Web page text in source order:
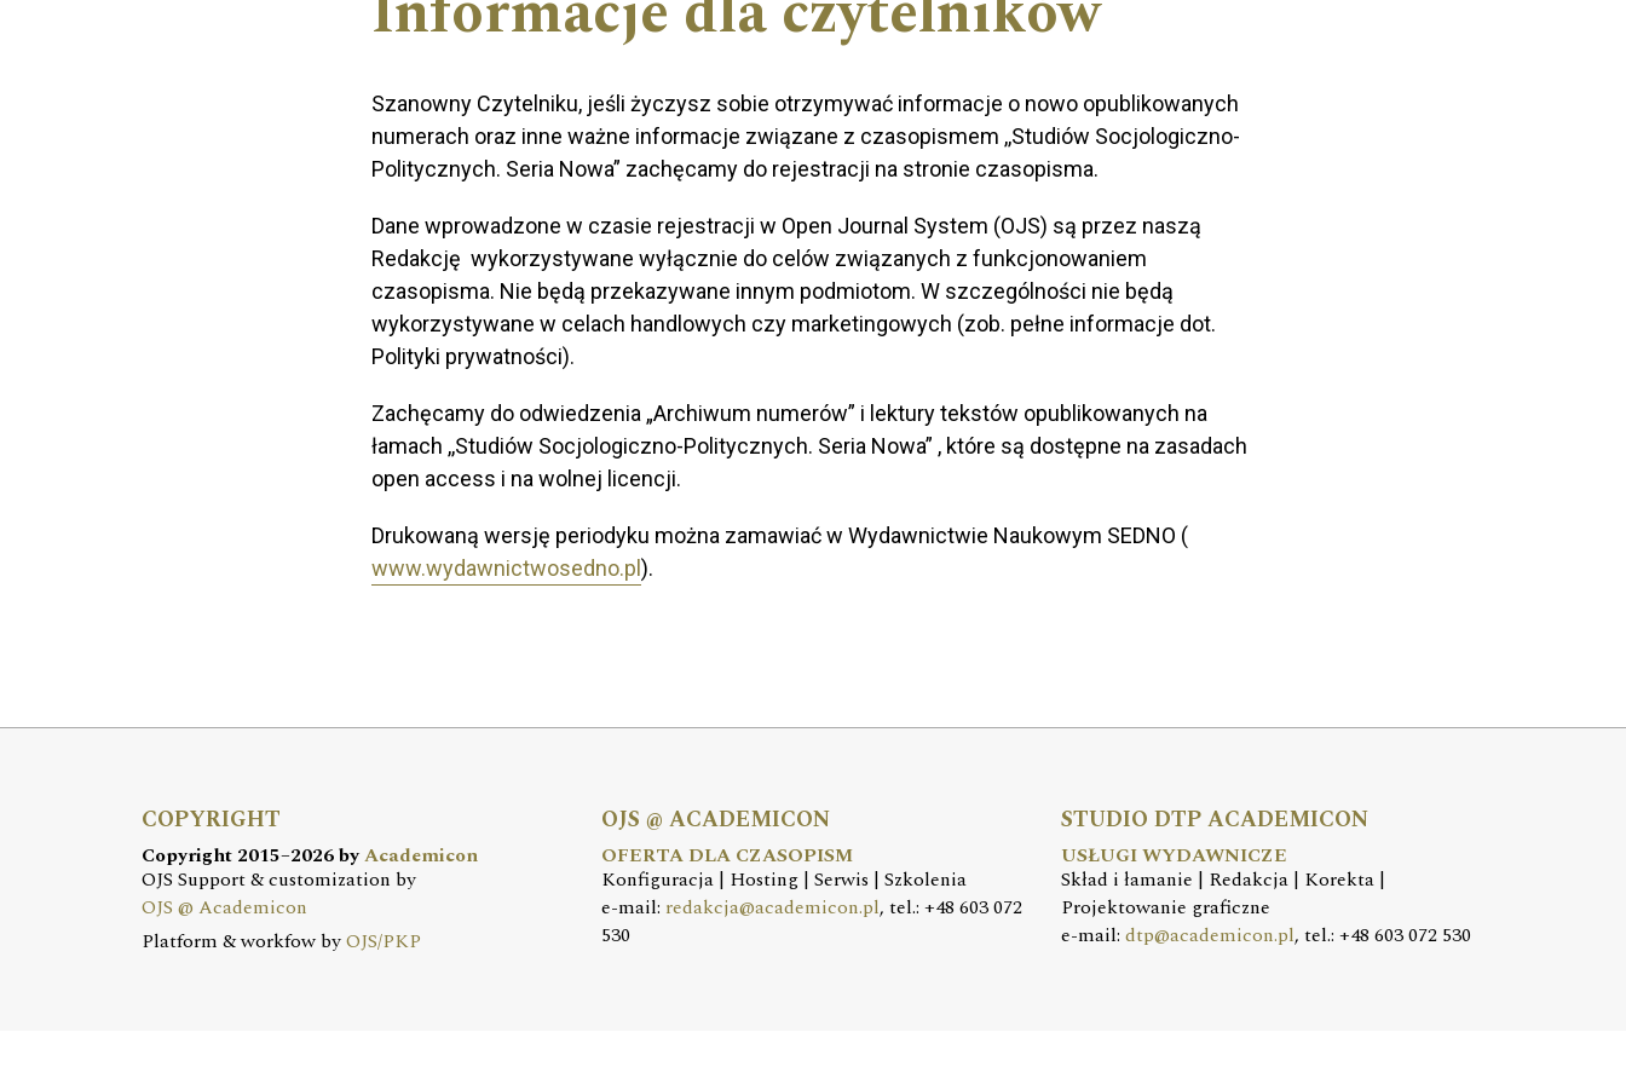
Szanowny Czytelniku, jeśli życzysz sobie otrzymywać informacje o nowo opublikowanych
numerach oraz inne ważne informacje związane z czasopismem ,,Studiów Socjologiczno-
Politycznych. Seria Nowa” zachęcamy do rejestracji na stronie czasopisma.
Dane wprowadzone w czasie rejestracji w Open Journal System (OJS) są przez naszą
Redakcję wykorzystywane wyłącznie do celów związanych z funkcjonowaniem
czasopisma. Nie będą przekazywane innym podmiotom. W szczególności nie będą
wykorzystywane w celach handlowych czy marketingowych (zob. pełne informacje dot.
Polityki prywatności).
Zachęcamy do odwiedzenia „Archiwum numerów” i lektury tekstów opublikowanych na
łamach ,,Studiów Socjologiczno-Politycznych. Seria Nowa” , które są dostępne na zasadach
open access i na wolnej licencji.
Drukowaną wersję periodyku można zamawiać w Wydawnictwie Naukowym SEDNO (
www.wydawnictwosedno.pl ).
COPYRIGHT
Copyright 2015–2026 byAcademicon
OJS Support & customization by
OJS @ Academicon
Platform & workfow byOJS/PKP
OJS @ ACADEMICON
OFERTA DLA CZASOPISM
Konfiguracja | Hosting | Serwis | Szkolenia
e-mail: redakcja@academicon.pl, tel.: +48 603 072
530
STUDIO DTP ACADEMICON
USŁUGI WYDAWNICZE
Skład i łamanie | Redakcja | Korekta |
Projektowanie graficzne
e-mail: dtp@academicon.pl, tel.: +48 603 072 530